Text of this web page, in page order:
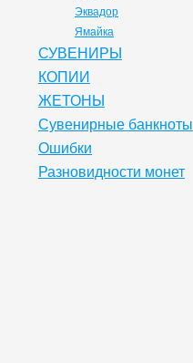
Эквадор
Ямайка
СУВЕНИРЫ
КОПИИ
ЖЕТОНЫ
Сувенирные банкноты
Ошибки
Разновидности монет